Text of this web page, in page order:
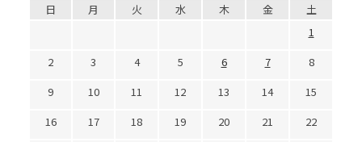
日 月 火 水 木 金
土
1
2
3 4 5 6 7
8
9
10 11 12 13 14
15
16
17 18 19 20 21
22